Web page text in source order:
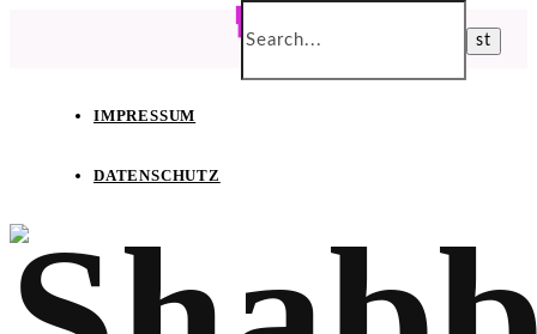
IMPRESSUM
DATENSCHUTZ